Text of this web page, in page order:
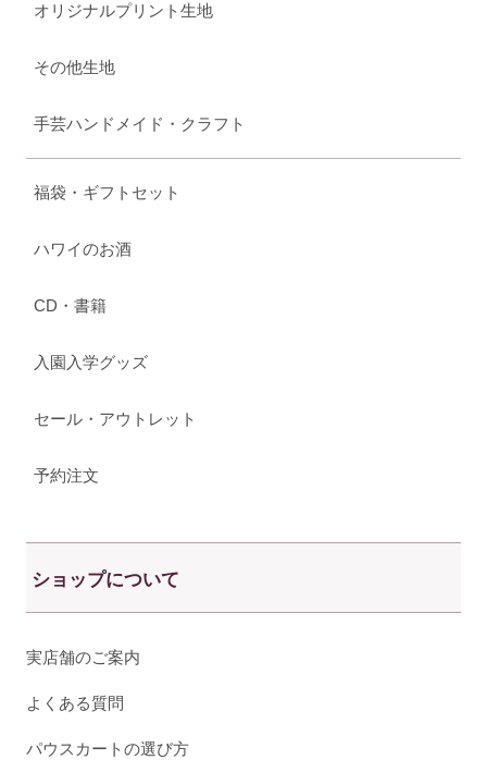
オリジナルプリント生地
その他生地
手芸ハンドメイド・クラフト
福袋・ギフトセット
ハワイのお酒
CD・書籍
入園入学グッズ
セール・アウトレット
予約注文
ショップについて
実店舗のご案内
よくある質問
パウスカートの選び方